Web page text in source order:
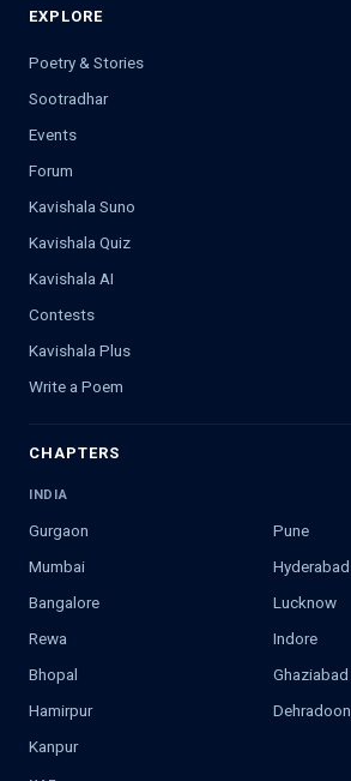
EXPLORE
Poetry & Stories
Sootradhar
Events
Forum
Kavishala Suno
Kavishala Quiz
Kavishala AI
Contests
Kavishala Plus
Write a Poem
CHAPTERS
INDIA
Gurgaon
Pune
Mumbai
Hyderabad
Bangalore
Lucknow
Rewa
Indore
Bhopal
Ghaziabad
Hamirpur
Dehradoon
Kanpur